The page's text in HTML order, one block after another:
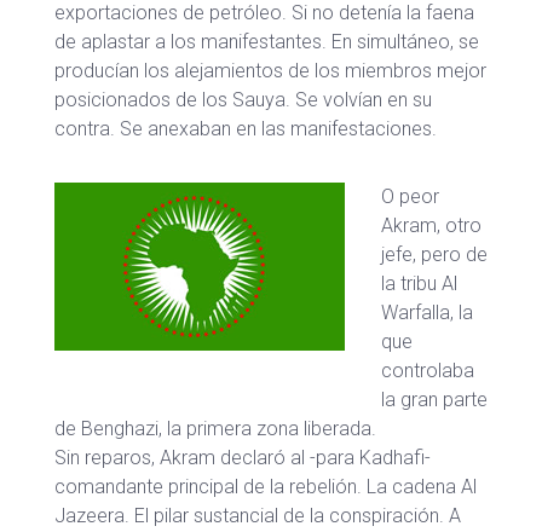
exportaciones de petróleo. Si no detenía la faena
de aplastar a los manifestantes. En simultáneo, se
producían los alejamientos de los miembros mejor
posicionados de los Sauya. Se volvían en su
contra. Se anexaban en las manifestaciones.
O peor
Akram, otro
jefe, pero de
la tribu Al
Warfalla, la
que
controlaba
la gran parte
de Benghazi, la primera zona liberada.
Sin reparos, Akram declaró al -para Kadhafi-
comandante principal de la rebelión. La cadena Al
Jazeera. El pilar sustancial de la conspiración. A